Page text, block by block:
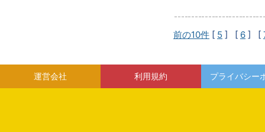
前の10件 [ 5 ] [ 6 ] [
運営会社 利用規約 プライバシー